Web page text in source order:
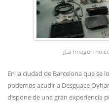
¿La imagen no
En la ciudad de Barcelona que se
podemos acudir a Desguace
dispone de una gran experiencia